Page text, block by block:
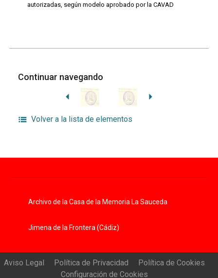
autorizadas, según modelo aprobado por la CAVAD
Continuar navegando
Volver a la lista de elementos
Archivo de la Casa de la Memoria La Sauceda
Jimena de la Frontera (Cádiz)
Aviso Legal Política de Privacidad
Política de Cookies
Configuración de Cookies